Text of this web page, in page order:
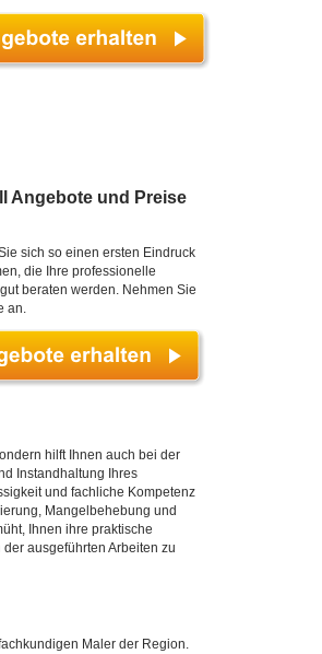
Angebote und Preise
sich so einen ersten Eindruck
die Ihre professionelle
beraten werden. Nehmen Sie
an.
hilft Ihnen auch bei der
Instandhaltung Ihres
und fachliche Kompetenz
Mangelbehebung und
Ihnen ihre praktische
ausgeführten Arbeiten zu
Maler der Region.